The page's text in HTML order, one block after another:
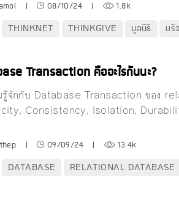
| 08/10/24 | 1.8k
THINKNET THINKGIVE มูลนิธิ บริ
Transaction คืออะไรกันนะ?
รู้จักกับ Database Transaction ของ
Consistency, Isolation,
| 09/09/24 | 13.4k
DATABASE RELATIONAL DATABASE